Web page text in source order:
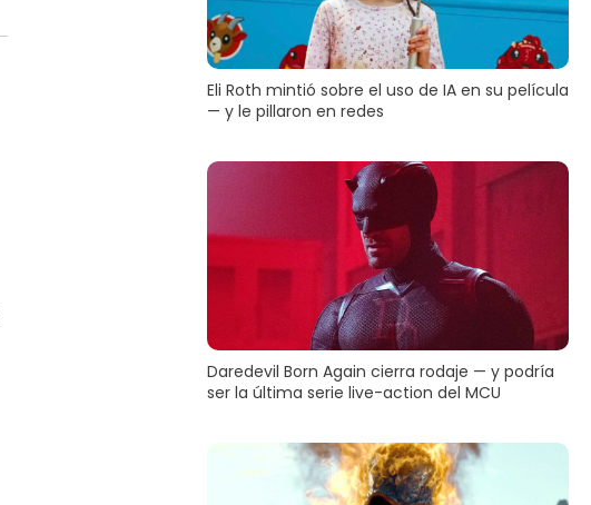
Eli Roth mintió sobre el uso de IA en su película
— y le pillaron en redes
Daredevil Born Again cierra rodaje — y podría
ser la última serie live-action del MCU